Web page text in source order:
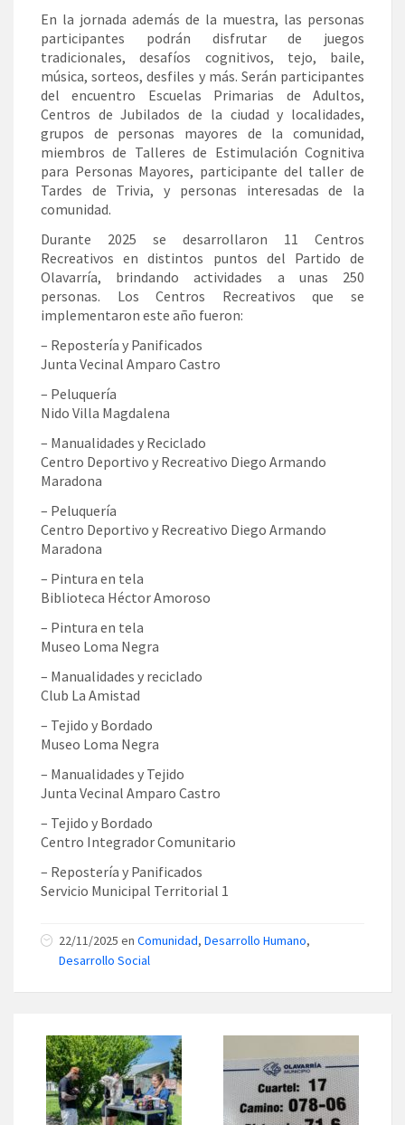
En la jornada además de la muestra, las personas
participantes podrán disfrutar de juegos
tradicionales, desafíos cognitivos, tejo, baile,
música, sorteos, desfiles y más. Serán participantes
del encuentro Escuelas Primarias de Adultos,
Centros de Jubilados de la ciudad y localidades,
grupos de personas mayores de la comunidad,
miembros de Talleres de Estimulación Cognitiva
para Personas Mayores, participante del taller de
Tardes de Trivia, y personas interesadas de la
comunidad.
Durante 2025 se desarrollaron 11 Centros
Recreativos en distintos puntos del Partido de
Olavarría, brindando actividades a unas 250
personas. Los Centros Recreativos que se
implementaron este año fueron:
– Repostería y Panificados
Junta Vecinal Amparo Castro
– Peluquería
Nido Villa Magdalena
– Manualidades y Reciclado
Centro Deportivo y Recreativo Diego Armando
Maradona
– Peluquería
Centro Deportivo y Recreativo Diego Armando
Maradona
– Pintura en tela
Biblioteca Héctor Amoroso
– Pintura en tela
Museo Loma Negra
– Manualidades y reciclado
Club La Amistad
– Tejido y Bordado
Museo Loma Negra
– Manualidades y Tejido
Junta Vecinal Amparo Castro
– Tejido y Bordado
Centro Integrador Comunitario
– Repostería y Panificados
Servicio Municipal Territorial 1
22/11/2025 en Comunidad, Desarrollo Humano,
Desarrollo Social